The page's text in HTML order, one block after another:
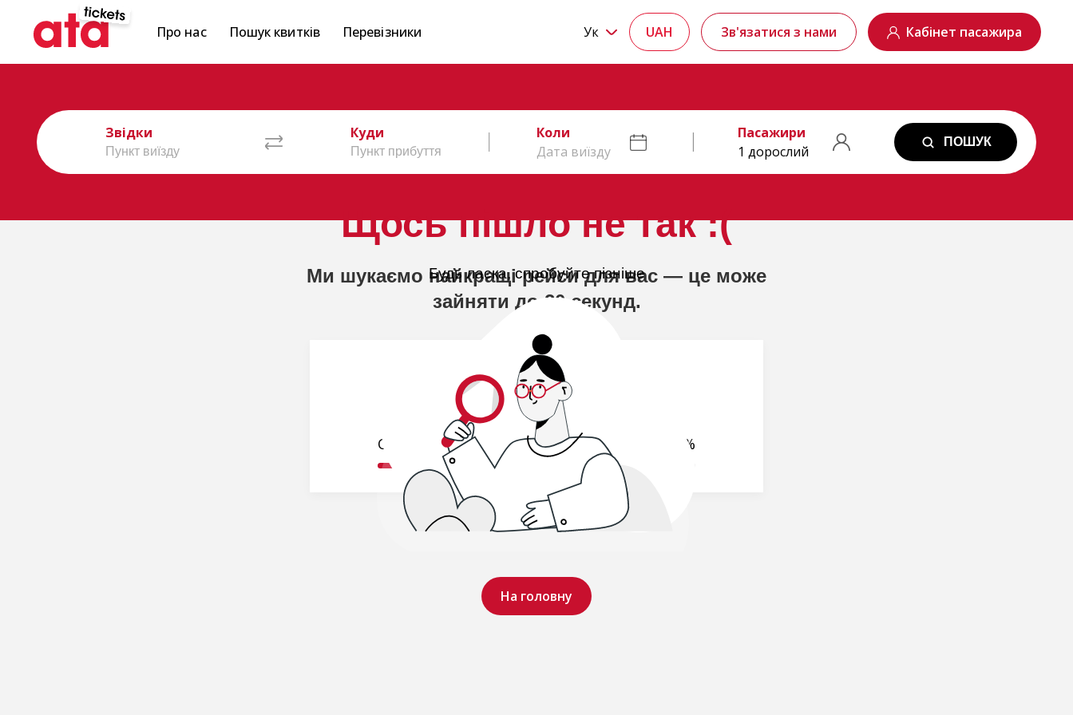
Щось пішло не так :(
Будь ласка, спробуйте пізніше
На головну
Про нас Пошук квитків Перевізники Ук UAH Зв'язатися з нами Кабінет пасажира
Звідки Куди
Коли
Дата виїзду
Пасажири
1 дорослий
ПОШУК
Ми шукаємо найкращі рейси для вас — це може
зайняти до 20 секунд.
Обробляємо ваш запит.. 19%